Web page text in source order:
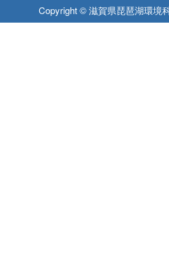
Copyright © 滋賀県琵琶湖環境